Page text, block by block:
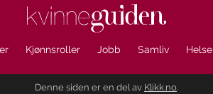
Kjønnsroller Jobb Samliv Helse
Denne siden er en del av Klikk.no.